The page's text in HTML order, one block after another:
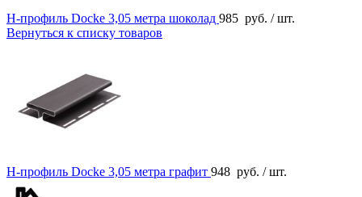
H-профиль Docke 3,05 метра шоколад 985 руб. / шт.
Вернуться к списку товаров
H-профиль Docke 3,05 метра графит 948 руб. / шт.